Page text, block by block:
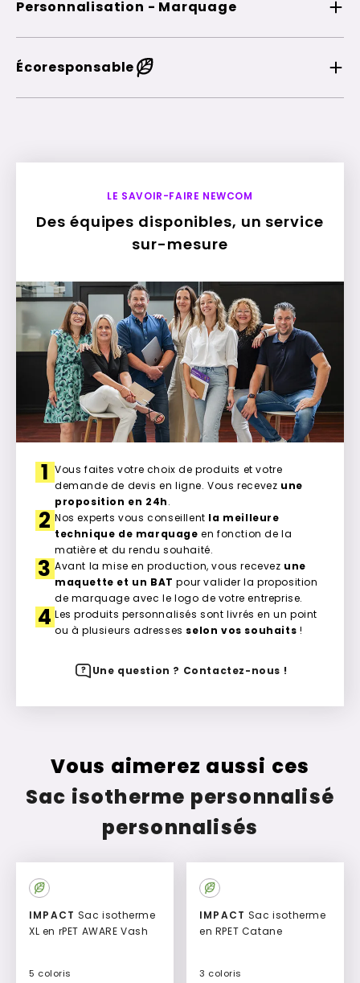
Personnalisation - Marquage
Écoresponsable
LE SAVOIR-FAIRE NEWCOM
Des équipes disponibles, un service
sur-mesure
1 Vous faites votre choix de produits et votre
demande de devis en ligne. Vous recevez une
proposition en 24h.
2 Nos experts vous conseillent la meilleure
technique de marquage en fonction de la
matière et du rendu souhaité.
3 Avant la mise en production, vous recevez une
maquette et un BAT pour valider la proposition
de marquage avec le logo de votre entreprise.
4 Les produits personnalisés sont livrés en un point
ou à plusieurs adresses selon vos souhaits !
Une question ? Contactez-nous !
Vous aimerez aussi ces
Sac isotherme personnalisé
personnalisés
IMPACT
XL en rPET AWARE Vash
5 coloris
IMPACT
en RPET Catane
3 coloris